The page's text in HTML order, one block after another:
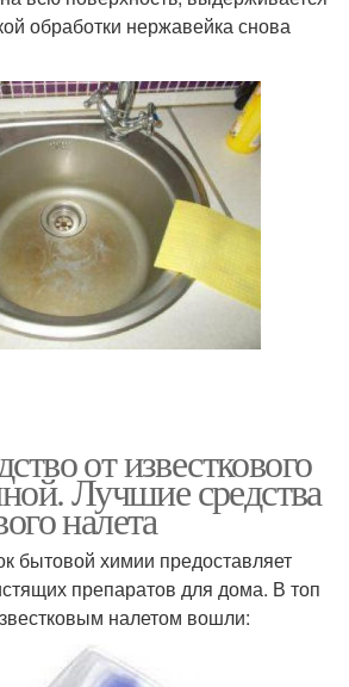
обработки нержавейка снова
от известкового
Лучшие средства
налета
бытовой химии предоставляет
препаратов для дома. В топ
налетом вошли: